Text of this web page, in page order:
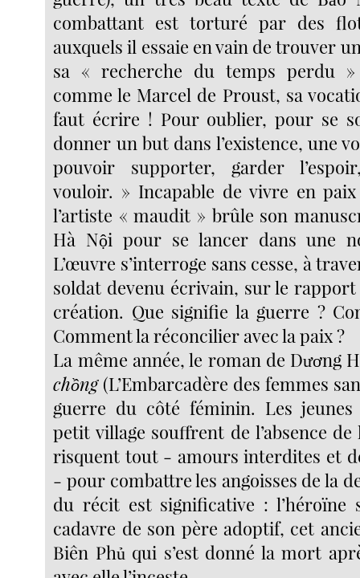
combattant est torturé par des
auxquels il essaie en vain de trouver
sa « recherche du temps perdu »
comme le Marcel de Proust, sa
faut écrire ! Pour oublier, pour se
donner un but dans l’existence, une
pouvoir supporter, garder
vouloir. » Incapable de vivre en
l’artiste « maudit » brûle son
Hà Nội pour se lancer dans une
L’œuvre s’interroge sans cesse, à
soldat devenu écrivain, sur le
création. Que signifie la guerre ?
Comment la réconcilier avec la paix ?
La même année, le roman de Dương
chồng(L’Embarcadère des femmes
guerre du côté féminin. Les jeunes
petit village souffrent de l’absence de
risquent tout - amours interdites et
- pour combattre les angoisses de la
du récit est significative : l’héroïne
cadavre de son père adoptif, cet
Biên Phủ qui s’est donné la mort